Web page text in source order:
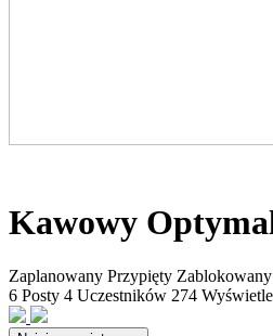
Kawowy
Zaplanowany Przypięty Zablokowany
6 Posty 4 Uczestników 274